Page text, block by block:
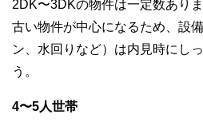
2DK〜3DKの物件は一定数あり
古い物件が中心になるため、設
ン、水回りなど）は内見時にし
う。
4〜5人世帯